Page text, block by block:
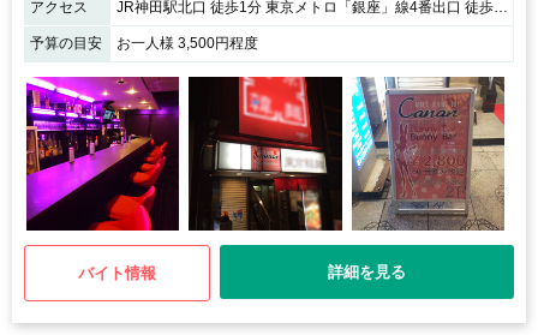
アクセス JR神田駅北口 徒歩1分 東京メトロ「銀座」線4番出口 徒歩10秒 神田駅中央道り沿い 明治書店とソフトバンクの間、1階が東京韓麺さんのビル2Fです。
予算の目安 お一人様 3,500円程度
バイト情報 詳細を見る